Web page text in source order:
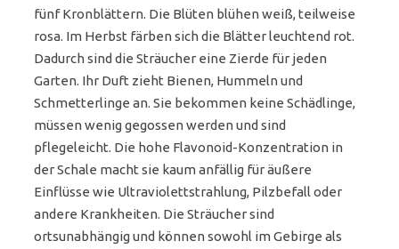
fünf Kronblättern. Die Blüten blühen weiß, teilweise
rosa. Im Herbst färben sich die Blätter leuchtend rot.
Dadurch sind die Sträucher eine Zierde für jeden
Garten. Ihr Duft zieht Bienen, Hummeln und
Schmetterlinge an. Sie bekommen keine Schädlinge,
müssen wenig gegossen werden und sind
pflegeleicht. Die hohe Flavonoid-Konzentration in
der Schale macht sie kaum anfällig für äußere
Einflüsse wie Ultraviolettstrahlung, Pilzbefall oder
andere Krankheiten. Die Sträucher sind
ortsunabhängig und können sowohl im Gebirge als